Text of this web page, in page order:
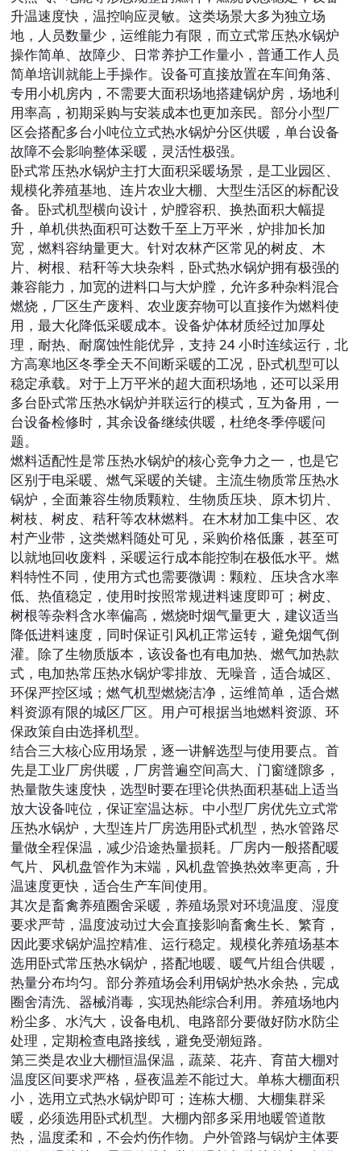
升温速度快，温控响应灵敏。这类场景大多为独立场
地，人员数量少，运维能力有限，而立式常压热水锅炉
操作简单、故障少、日常养护工作量小，普通工作人员
简单培训就能上手操作。设备可直接放置在车间角落、
专用小机房内，不需要大面积场地搭建锅炉房，场地利
用率高，初期采购与安装成本也更加亲民。部分小型厂
区会搭配多台小吨位立式热水锅炉分区供暖，单台设备
故障不会影响整体采暖，灵活性极强。
卧式常压热水锅炉主打大面积采暖场景，是工业园区、
规模化养殖基地、连片农业大棚、大型生活区的标配设
备。卧式机型横向设计，炉膛容积、换热面积大幅提
升，单机供热面积可达数千至上万平米，炉排加长加
宽，燃料容纳量更大。针对农林产区常见的树皮、木
片、树根、秸秆等大块杂料，卧式热水锅炉拥有极强的
兼容能力，加宽的进料口与大炉膛，允许多种杂料混合
燃烧，厂区生产废料、农业废弃物可以直接作为燃料使
用，最大化降低采暖成本。设备炉体材质经过加厚处
理，耐热、耐腐蚀性能优异，支持 24 小时连续运行，北
方高寒地区冬季全天不间断采暖的工况，卧式机型可以
稳定承载。对于上万平米的超大面积场地，还可以采用
多台卧式常压热水锅炉并联运行的模式，互为备用，一
台设备检修时，其余设备继续供暖，杜绝冬季停暖问
题。
燃料适配性是常压热水锅炉的核心竞争力之一，也是它
区别于电采暖、燃气采暖的关键。主流生物质常压热水
锅炉，全面兼容生物质颗粒、生物质压块、原木切片、
树枝、树皮、秸秆等农林燃料。在木材加工集中区、农
村产业带，这类燃料随处可见，采购价格低廉，甚至可
以就地回收废料，采暖运行成本能控制在极低水平。燃
料特性不同，使用方式也需要微调：颗粒、压块含水率
低、热值稳定，使用时按照常规进料速度即可；树皮、
树根等杂料含水率偏高，燃烧时烟气量更大，建议适当
降低进料速度，同时保证引风机正常运转，避免烟气倒
灌。除了生物质版本，该设备也有电加热、燃气加热款
式，电加热常压热水锅炉零排放、无噪音，适合城区、
环保严控区域；燃气机型燃烧洁净，运维简单，适合燃
料资源有限的城区厂区。用户可根据当地燃料资源、环
保政策自由选择机型。
结合三大核心应用场景，逐一讲解选型与使用要点。首
先是工业厂房供暖，厂房普遍空间高大、门窗缝隙多，
热量散失速度快，选型时要在理论供热面积基础上适当
放大设备吨位，保证室温达标。中小型厂房优先立式常
压热水锅炉，大型连片厂房选用卧式机型，热水管路尽
量做全程保温，减少沿途热量损耗。厂房内一般搭配暖
气片、风机盘管作为末端，风机盘管换热效率更高，升
温速度更快，适合生产车间使用。
其次是畜禽养殖圈舍采暖，养殖场景对环境温度、湿度
要求严苛，温度波动过大会直接影响畜禽生长、繁育，
因此要求锅炉温控精准、运行稳定。规模化养殖场基本
选用卧式常压热水锅炉，搭配地暖、暖气片组合供暖，
热量分布均匀。部分养殖场会利用锅炉热水余热，完成
圈舍清洗、器械消毒，实现热能综合利用。养殖场地内
粉尘多、水汽大，设备电机、电路部分要做好防水防尘
处理，定期检查电路接线，避免受潮短路。
第三类是农业大棚恒温保温，蔬菜、花卉、育苗大棚对
温度区间要求严格，昼夜温差不能过大。单栋大棚面积
小，选用立式热水锅炉即可；连栋大棚、大棚集群采
暖，必须选用卧式机型。大棚内部多采用地暖管道散
热，温度柔和，不会灼伤作物。户外管路与锅炉主体要